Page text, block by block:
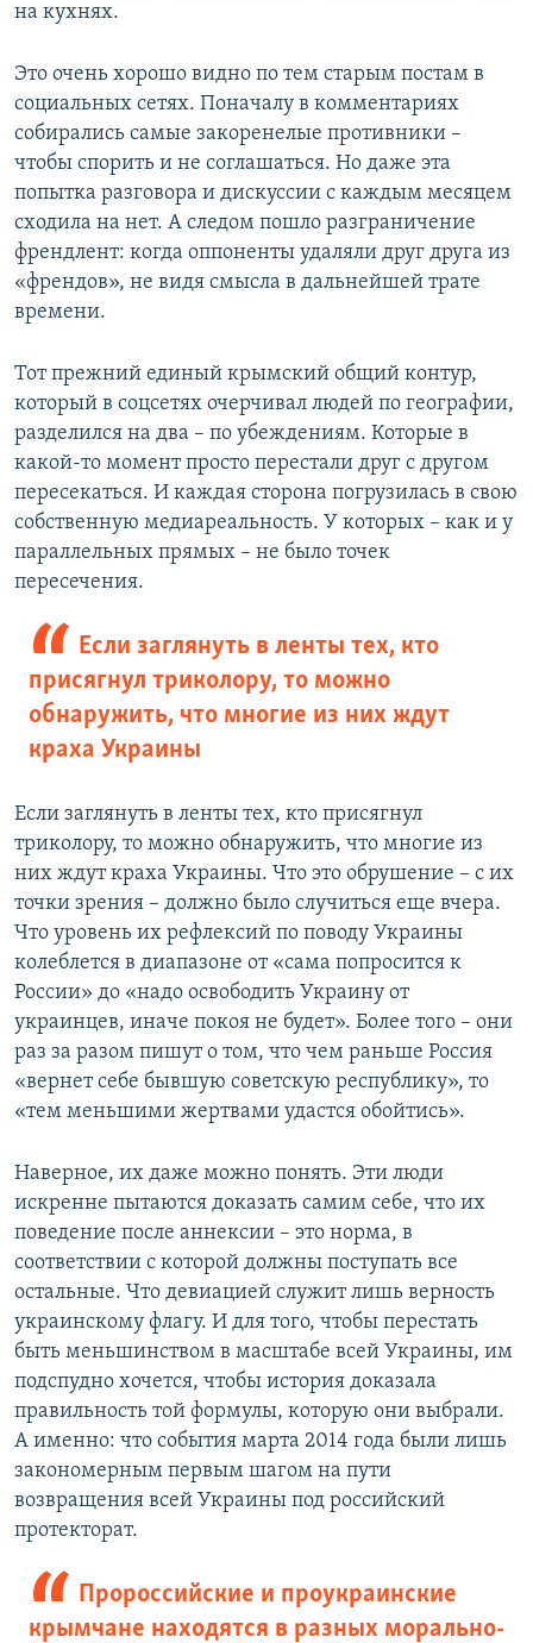
на кухнях.
Это очень хорошо видно по тем старым постам в
социальных сетях. Поначалу в комментариях
собирались самые закоренелые противники –
чтобы спорить и не соглашаться. Но даже эта
попытка разговора и дискуссии с каждым месяцем
сходила на нет. А следом пошло разграничение
френдлент: когда оппоненты удаляли друг друга из
«френдов», не видя смысла в дальнейшей трате
времени.
Тот прежний единый крымский общий контур,
который в соцсетях очерчивал людей по географии,
разделился на два – по убеждениям. Которые в
какой-то момент просто перестали друг с другом
пересекаться. И каждая сторона погрузилась в свою
собственную медиареальность. У которых – как и у
параллельных прямых – не было точек
пересечения.
Если заглянуть в ленты тех, кто
присягнул триколору, то можно
обнаружить, что многие из них ждут
краха Украины
Если заглянуть в ленты тех, кто присягнул
триколору, то можно обнаружить, что многие из
них ждут краха Украины. Что это обрушение – с их
точки зрения – должно было случиться еще вчера.
Что уровень их рефлексий по поводу Украины
колеблется в диапазоне от «сама попросится к
России» до «надо освободить Украину от
украинцев, иначе покоя не будет». Более того – они
раз за разом пишут о том, что чем раньше Россия
«вернет себе бывшую советскую республику», то
«тем меньшими жертвами удастся обойтись».
Наверное, их даже можно понять. Эти люди
искренне пытаются доказать самим себе, что их
поведение после аннексии – это норма, в
соответствии с которой должны поступать все
остальные. Что девиацией служит лишь верность
украинскому флагу. И для того, чтобы перестать
быть меньшинством в масштабе всей Украины, им
подспудно хочется, чтобы история доказала
правильность той формулы, которую они выбрали.
А именно: что события марта 2014 года были лишь
закономерным первым шагом на пути
возвращения всей Украины под российский
протекторат.
Пророссийские и проукраинские
крымчане находятся в разных морально-